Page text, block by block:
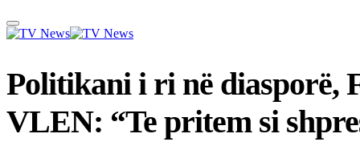
Politikani i ri në diasporë,
VLEN: “Te pritem si